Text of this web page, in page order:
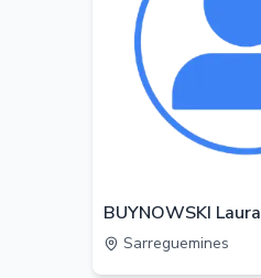
BUYNOWSKI Laura
Sarreguemines